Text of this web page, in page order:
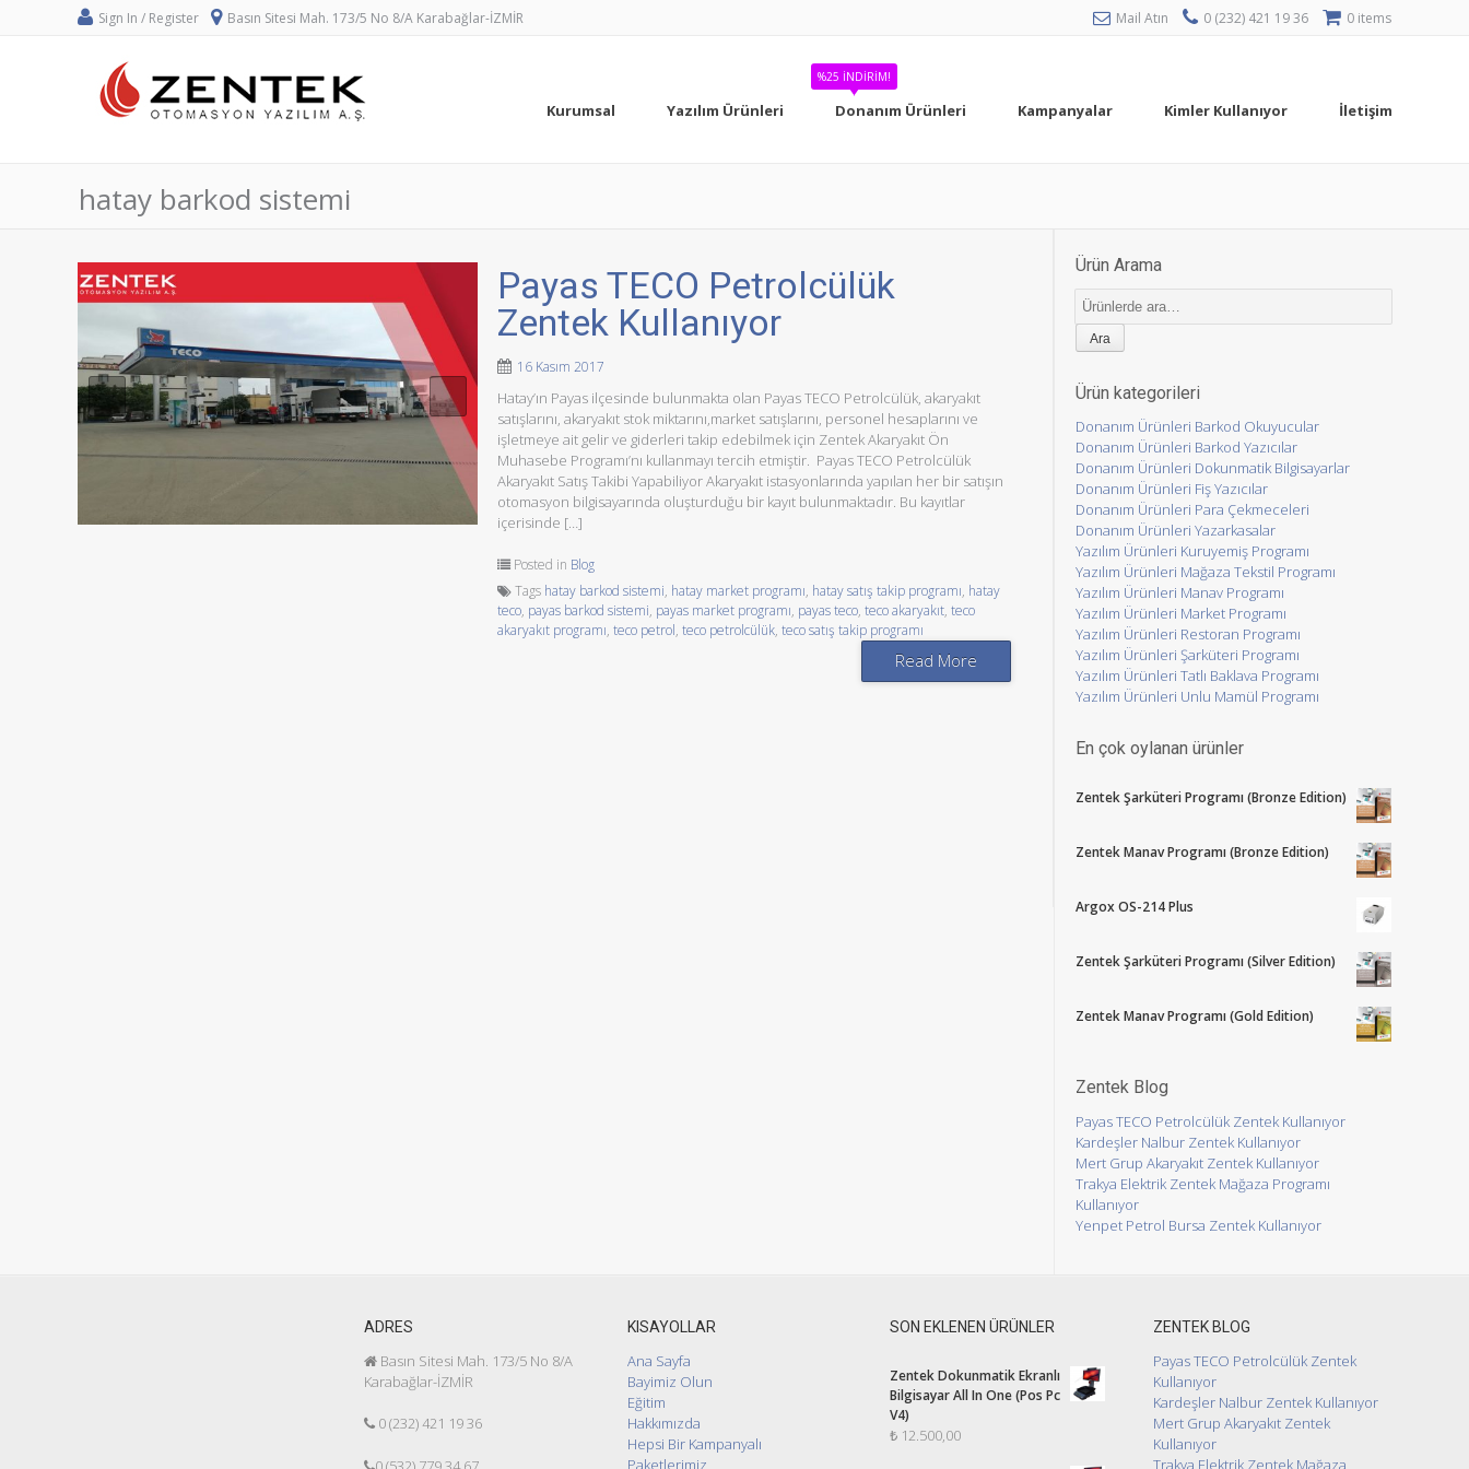
Sign In / Register Basın Sitesi Mah. 173/5 No 8/A Karabağlar-İZMİR Mail Atın 0 (232) 421 19 36 0 items
Kurumsal Yazılım Ürünleri
%25 İNDIRIM!
Donanım Ürünleri Kampanyalar Kimler Kullanıyor İletişim
hatay barkod sistemi
Payas TECO Petrolcülük
Zentek Kullanıyor
16 Kasım 2017
Hatay’ın Payas ilçesinde bulunmakta olan Payas TECO Petrolcülük, akaryakıt
satışlarını, akaryakıt stok miktarını,market satışlarını, personel hesaplarını ve
işletmeye ait gelir ve giderleri takip edebilmek için Zentek Akaryakıt Ön
Muhasebe Programı’nı kullanmayı tercih etmiştir. Payas TECO Petrolcülük
Akaryakıt Satış Takibi Yapabiliyor Akaryakıt istasyonlarında yapılan her bir satışın
otomasyon bilgisayarında oluşturduğu bir kayıt bulunmaktadır. Bu kayıtlar
içerisinde […]
Posted in Blog
Tags hatay barkod sistemi, hatay market programı, hatay satış takip programı, hatay
teco, payas barkod sistemi, payas market programı, payas teco, teco akaryakıt, teco
akaryakıt programı, teco petrol, teco petrolcülük, teco satış takip programı
Read More
Ürün Arama
Ara:
Ürün kategorileri
Donanım Ürünleri Barkod Okuyucular
Donanım Ürünleri Barkod Yazıcılar
Donanım Ürünleri Dokunmatik Bilgisayarlar
Donanım Ürünleri Fiş Yazıcılar
Donanım Ürünleri Para Çekmeceleri
Donanım Ürünleri Yazarkasalar
Yazılım Ürünleri Kuruyemiş Programı
Yazılım Ürünleri Mağaza Tekstil Programı
Yazılım Ürünleri Manav Programı
Yazılım Ürünleri Market Programı
Yazılım Ürünleri Restoran Programı
Yazılım Ürünleri Şarküteri Programı
Yazılım Ürünleri Tatlı Baklava Programı
Yazılım Ürünleri Unlu Mamül Programı
En çok oylanan ürünler
Zentek Şarküteri Programı (Bronze Edition)
Zentek Manav Programı (Bronze Edition)
Argox OS-214 Plus
Zentek Şarküteri Programı (Silver Edition)
Zentek Manav Programı (Gold Edition)
Zentek Blog
Payas TECO Petrolcülük Zentek Kullanıyor
Kardeşler Nalbur Zentek Kullanıyor
Mert Grup Akaryakıt Zentek Kullanıyor
Trakya Elektrik Zentek Mağaza Programı
Kullanıyor
Yenpet Petrol Bursa Zentek Kullanıyor
ADRES
Basın Sitesi Mah. 173/5 No 8/A
Karabağlar-İZMİR
0 (232) 421 19 36
KISAYOLLAR
Ana Sayfa
Bayimiz Olun
Eğitim
Hakkımızda
Hepsi Bir Kampanyalı
Paketlerimiz
SON EKLENEN ÜRÜNLER
Zentek Dokunmatik Ekranlı
Bilgisayar All In One (Pos Pc
V4)
₺ 12.500,00
ZENTEK BLOG
Payas TECO Petrolcülük Zentek
Kullanıyor
Kardeşler Nalbur Zentek Kullanıyor
Mert Grup Akaryakıt Zentek
Kullanıyor
Trakya Elektrik Zentek Mağaza